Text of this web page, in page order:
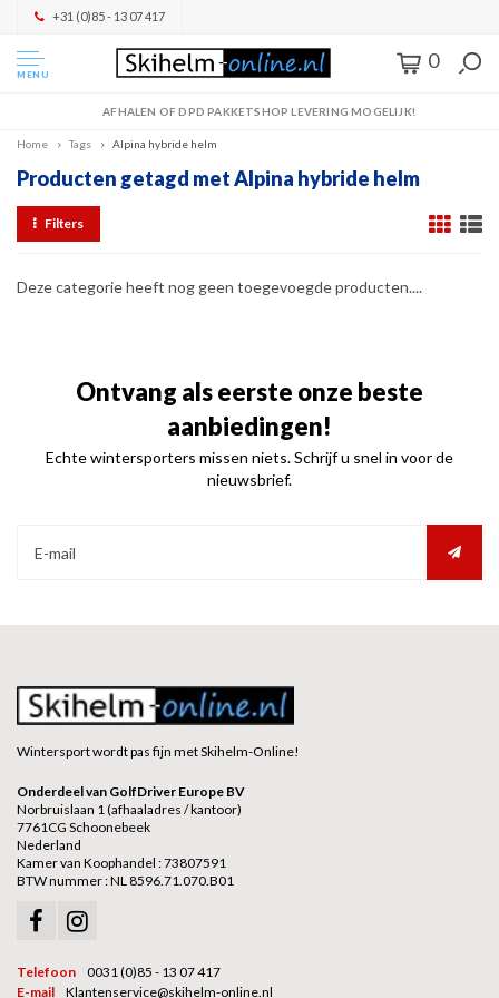
+31 (0)85 - 13 07 417
MENU
0
AFHALEN OF DPD PAKKETSHOP LEVERING MOGELIJK!
Home Tags Alpina hybride helm
Producten getagd met Alpina hybride helm
Filters
Deze categorie heeft nog geen toegevoegde producten....
Ontvang als eerste onze beste
aanbiedingen!
Echte wintersporters missen niets. Schrijf u snel in voor de
nieuwsbrief.
Wintersport wordt pas fijn met Skihelm-Online!
Onderdeel van GolfDriver Europe BV
Norbruislaan 1 (afhaaladres / kantoor)
7761CG Schoonebeek
Nederland
Kamer van Koophandel : 73807591
BTW nummer : NL 8596.71.070.B01
Telefoon
0031 (0)85 - 13 07 417
E-mail
Klantenservice@skihelm-online.nl